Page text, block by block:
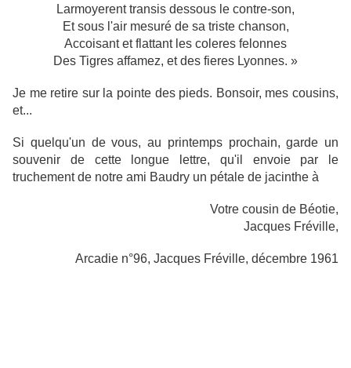
Larmoyerent transis dessous le contre-son,
Et sous l'air mesuré de sa triste chanson,
Accoisant et flattant les coleres felonnes
Des Tigres affamez, et des fieres Lyonnes. »
Je me retire sur la pointe des pieds. Bonsoir, mes cousins,
et...
Si quelqu'un de vous, au printemps prochain, garde un
souvenir de cette longue lettre, qu'il envoie par le
truchement de notre ami Baudry un pétale de jacinthe à
Votre cousin de Béotie,
Jacques Fréville,
Arcadie n°96, Jacques Fréville, décembre 1961